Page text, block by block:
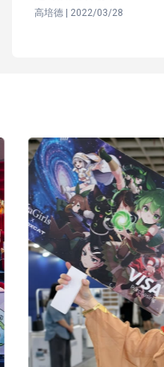
高培德 | 2022/03/28